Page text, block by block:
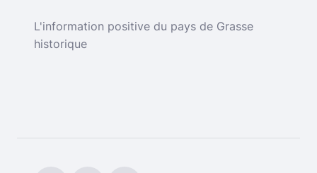
L'information positive du pays de Grasse
historique